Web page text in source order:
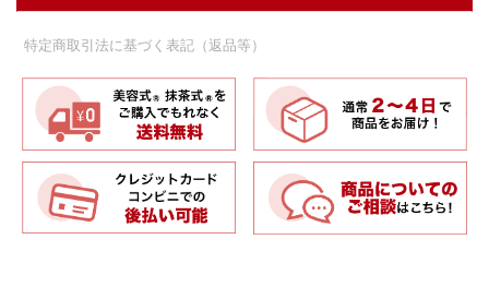
特定商取引法に基づく表記（返品等）